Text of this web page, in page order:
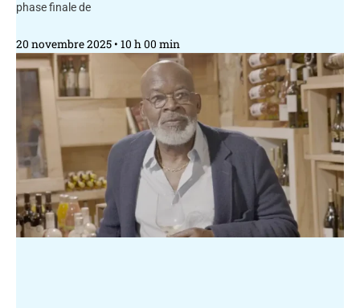
phase finale de
20 novembre 2025 10 h 00 min